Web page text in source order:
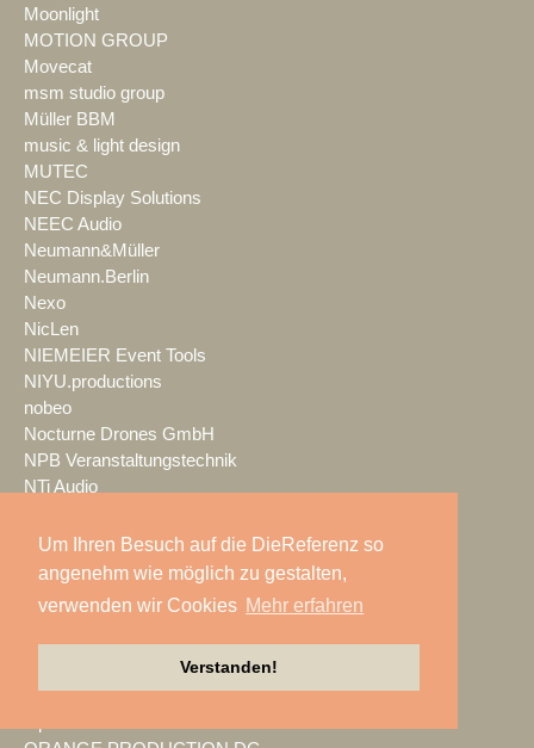
Um Ihren Besuch auf die DieReferenz so
angenehm wie möglich zu gestalten,
verwenden wir Cookies Mehr erfahren
Verstanden!
Moonlight
MOTION GROUP
Movecat
msm studio group
Müller BBM
music & light design
MUTEC
NEC Display Solutions
NEEC Audio
Neumann&Müller
Neumann.Berlin
Nexo
NicLen
NIEMEIER Event Tools
NIYU.productions
nobeo
Nocturne Drones GmbH
NPB Veranstaltungstechnik
NTi Audio
Oblong Industries
Octopus
OETHG
OKG-AV
Optimahl Catering